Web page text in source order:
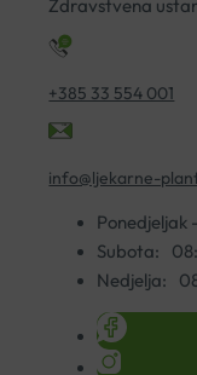
Zdravstvena
+385 33 554 001
info@ljekarne-
Ponedjeljak
Subota:
Nedjelja: